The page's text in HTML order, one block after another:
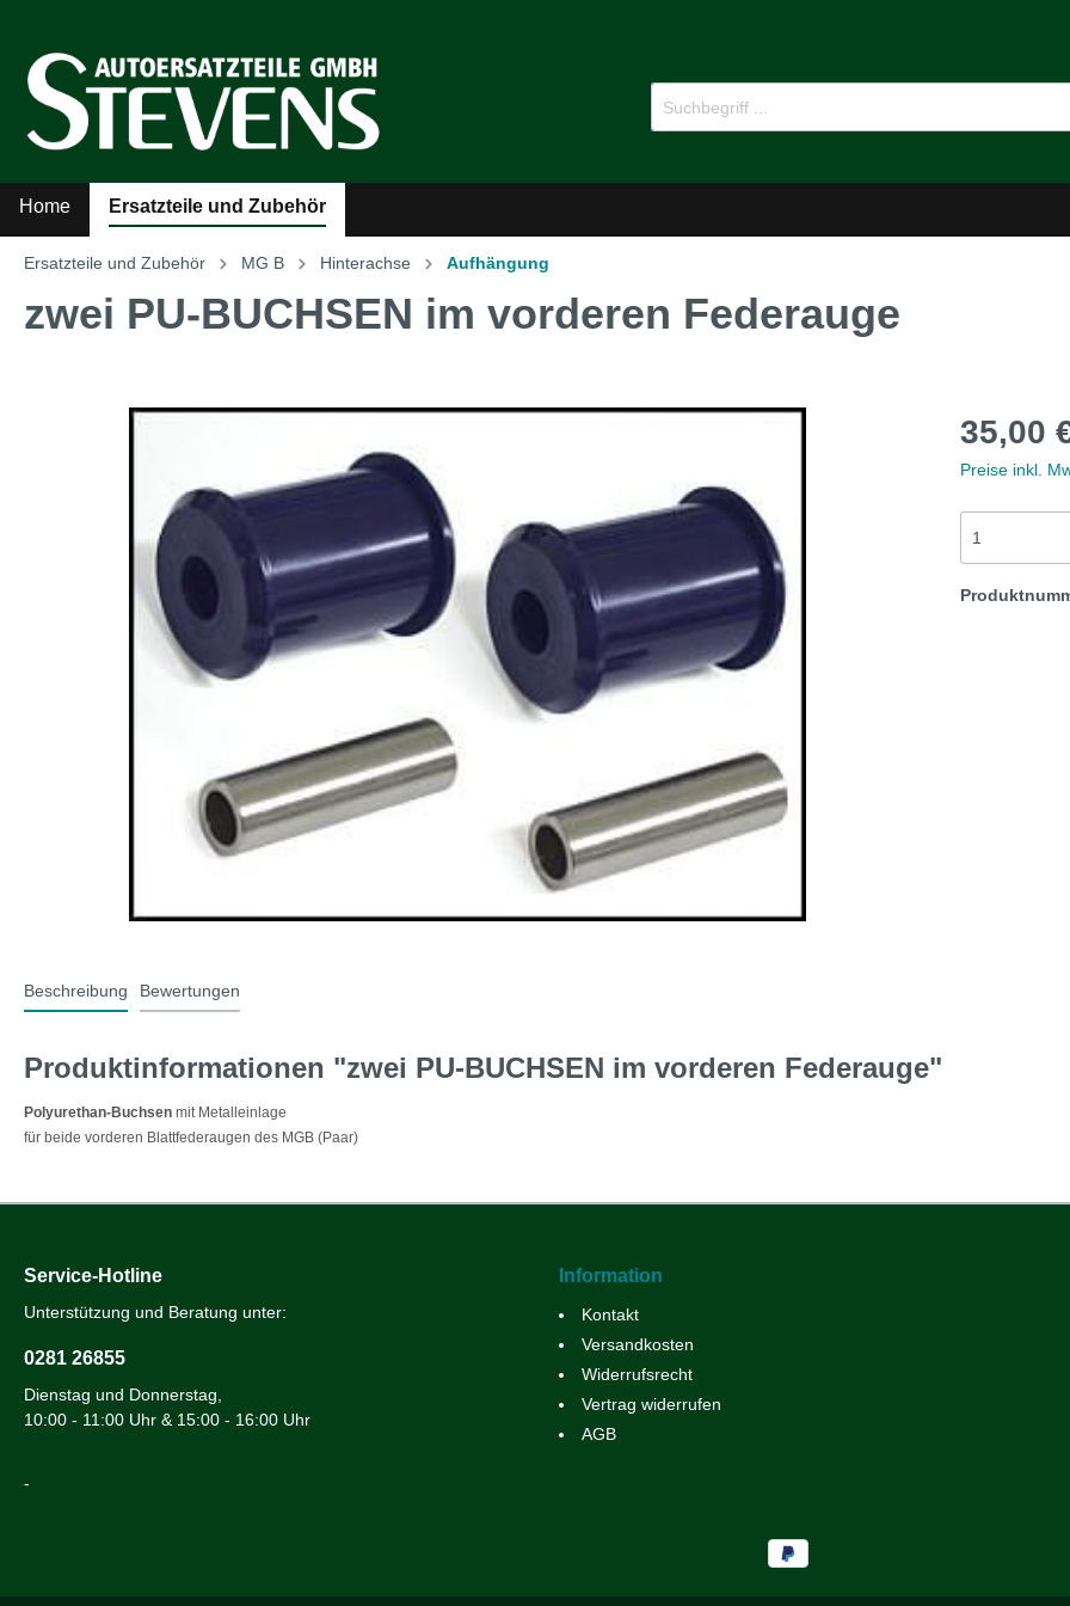
Home Ersatzteile und Zubehör
Ersatzteile
Literatur
Aufhängung
T-Typ und MG F Midget & Sprite
Mini Rover TR etc
Ersatzteile und Zubehör MG B Hinterachse Aufhängung
zwei PU-BUCHSEN im vorderen Federauge
35,00
Preise inkl.
Beschreibung Bewertungen
Produktinformationen "zwei PU-BUCHSEN im vorderen Federauge"
Polyurethan-Buchsen mit Metalleinlage
für beide vorderen Blattfederaugen des MGB (Paar)
Service-Hotline
Unterstützung und Beratung unter:
0281 26855
Dienstag und Donnerstag,
10:00 - 11:00 Uhr & 15:00 - 16:00 Uhr
-
Information
Kontakt
Versandkosten
Widerrufsrecht
Vertrag widerrufen
AGB